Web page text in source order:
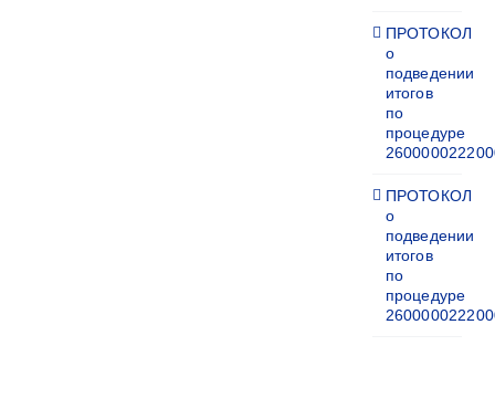
ПРОТОКОЛ
о
подведении
итогов
по
процедуре
ПРОТОКОЛ
о
подведении
итогов
по
процедуре